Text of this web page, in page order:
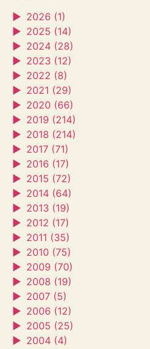
► 2026 (1)
► 2025 (14)
► 2024 (28)
► 2023 (12)
► 2022 (8)
► 2021 (29)
► 2020 (66)
► 2019 (214)
► 2018 (214)
► 2017 (71)
► 2016 (17)
► 2015 (72)
► 2014 (64)
► 2013 (19)
► 2012 (17)
► 2011 (35)
► 2010 (75)
► 2009 (70)
► 2008 (19)
► 2007 (5)
► 2006 (12)
► 2005 (25)
► 2004 (4)